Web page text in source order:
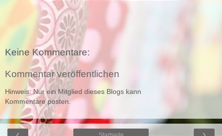
Keine Kommentare:
Kommentar veröffentlichen
Hinweis: Nur ein Mitglied dieses Blogs kann
Kommentare posten.